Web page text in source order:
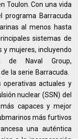
Toulon. Con una vida
programa Barracuda
al menos hasta
sistemas de
y mujeres, incluyendo
de Naval Group,
la serie Barracuda.
operativas actuales y
nuclear (SSN) del
capaces y mejor
más furtivos
una auténtica